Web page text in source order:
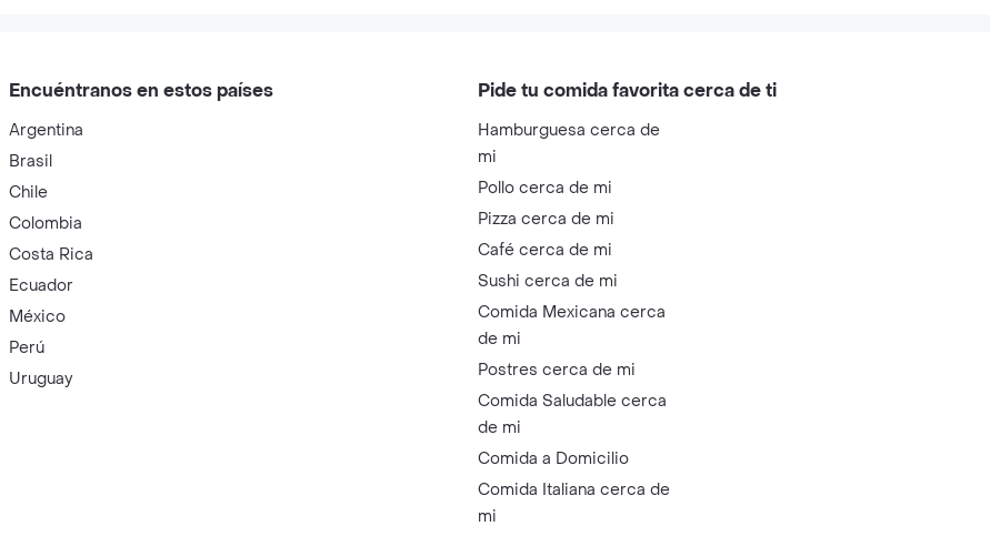
Encuéntranos en estos países
Argentina
Brasil
Chile
Colombia
Costa Rica
Ecuador
México
Perú
Uruguay
Pide tu comida favorita cerca de ti
Hamburguesa cerca de
mi
Pollo cerca de mi
Pizza cerca de mi
Café cerca de mi
Sushi cerca de mi
Comida Mexicana cerca
de mi
Postres cerca de mi
Comida Saludable cerca
de mi
Comida a Domicilio
Comida Italiana cerca de
mi